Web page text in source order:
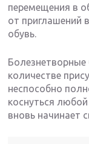
перемещения в
от приглашений
обувь.
Болезнетворные
количестве
неспособно
коснуться
вновь начинает